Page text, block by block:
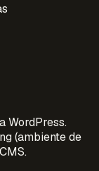
WordPress.
(ambiente de